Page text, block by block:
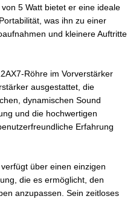
5 Watt bietet er eine ideale
was ihn zu einer
und kleinere Auftritte
Röhre im Vorverstärker
ausgestattet, die
dynamischen Sound
und die hochwertigen
Erfahrung
über einen einzigen
die es ermöglicht, den
anzupassen. Sein zeitloses